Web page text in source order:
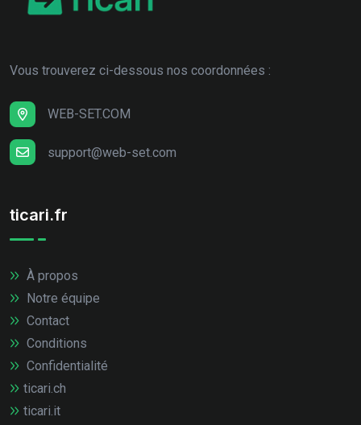
Vous trouverez ci-dessous nos coordonnées :
WEB-SET.COM
support@web-set.com
ticari.fr
À propos
Notre équipe
Contact
Conditions
Confidentialité
ticari.ch
ticari.it